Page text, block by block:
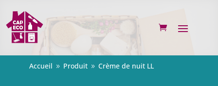
Accueil 9 Produit 9 Crème de nuit LL